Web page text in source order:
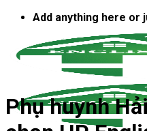
dung
Add anything here or
Phụ huynh